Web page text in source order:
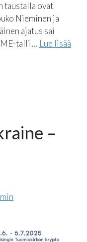
taustalla ovat
Nieminen ja
ajatus sai
talli … Lue lisää
–